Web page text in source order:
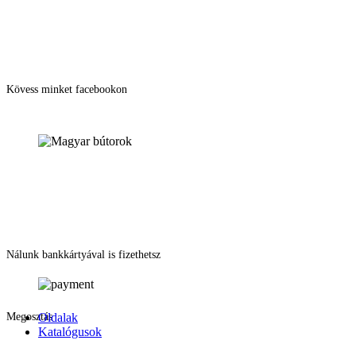
Kövess minket facebookon
Nálunk bankkártyával is fizethetsz
MegosztásOldalak
Katalógusok